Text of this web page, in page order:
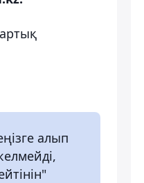
алып